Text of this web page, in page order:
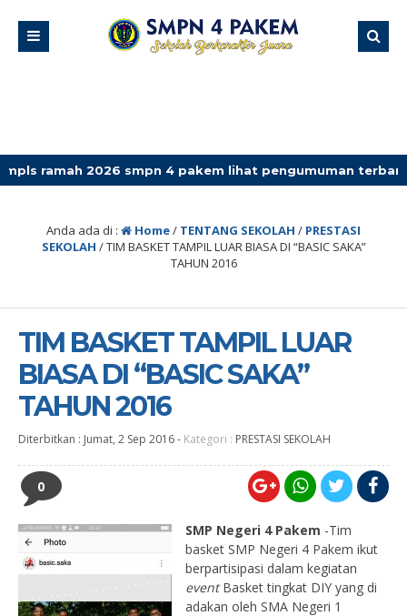
smpn 4 pakem lihat pengumuman terbaru
Anda ada di : Home/ TENTANG SEKOLAH / PRESTASI
SEKOLAH /TIM BASKET TAMPIL LUAR BIASA DI “BASIC SAKA”
TAHUN 2016
TIM BASKET TAMPIL LUAR
BIASA DI “BASIC SAKA”
TAHUN 2016
Diterbitkan : Jumat, 2 Sep 2016- Kategori : PRESTASI SEKOLAH
0
SMP Negeri 4 Pakem -Tim
basket SMP Negeri 4 Pakem ikut
berpartisipasi dalam kegiatan
eventBasket tingkat DIY yang di
adakan oleh SMA Negeri 1